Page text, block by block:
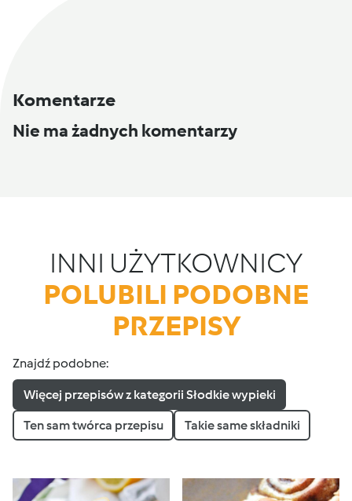
Komentarze
Nie ma żadnych komentarzy
INNI UŻYTKOWNICY
POLUBILI PODOBNE
PRZEPISY
Znajdź podobne:
Więcej przepisów z kategorii Słodkie wypieki
Ten sam twórca przepisu Takie same składniki